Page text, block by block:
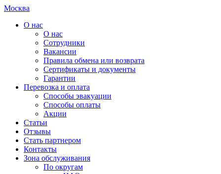
Москва
О нас
О нас
Сотрудники
Вакансии
Правила обмена или возврата
Сертификаты и документы
Гарантии
Перевозка и оплата
Способы эвакуации
Способы оплаты
Акции
Статьи
Отзывы
Стать партнером
Контакты
Зона обслуживания
По округам